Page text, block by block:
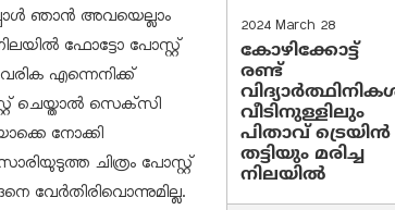
ഞാൻ അവയെല്ലാം
ഫോട്ടോ പോസ്റ്റ്
എന്നെനിക്ക്
ചെയ്താൽ സെക്‌സി
നോക്കി
ചിത്രം പോസ്റ്റ്
വേർതിരിവൊന്നുമില്ല.
2024 March 28
കോഴിക്കോട്ട്
രണ്ട്
വീടിനുള്ളിലും
പിതാവ് ട്രെയിൻ
തട്ടിയും മരിച്ച
നിലയിൽ